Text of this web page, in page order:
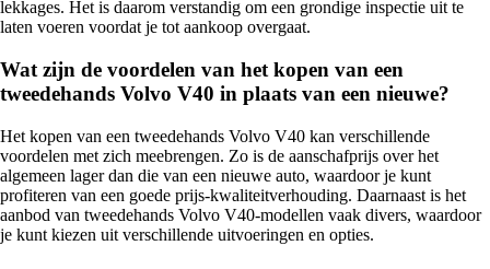
lekkages. Het is daarom verstandig om een grondige inspectie uit te
laten voeren voordat je tot aankoop overgaat.
Wat zijn de voordelen van het kopen van een
tweedehands Volvo V40 in plaats van een nieuwe?
Het kopen van een tweedehands Volvo V40 kan verschillende
voordelen met zich meebrengen. Zo is de aanschafprijs over het
algemeen lager dan die van een nieuwe auto, waardoor je kunt
profiteren van een goede prijs-kwaliteitverhouding. Daarnaast is het
aanbod van tweedehands Volvo V40-modellen vaak divers, waardoor
je kunt kiezen uit verschillende uitvoeringen en opties.